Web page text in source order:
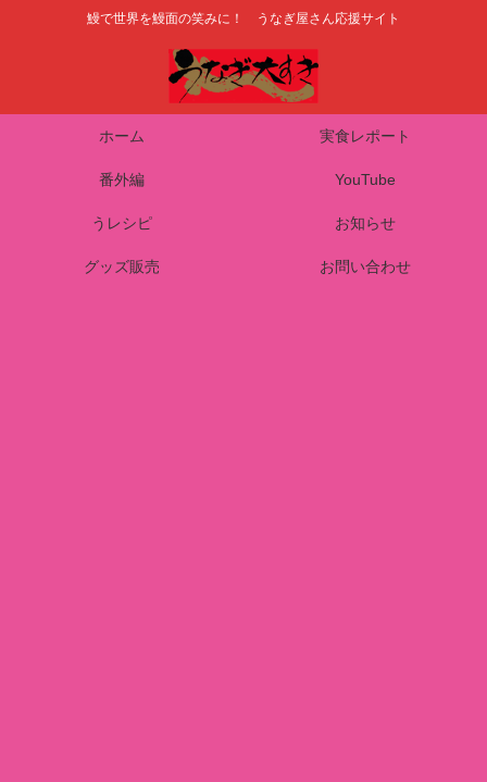
鰻で世界を鰻面の笑みに！ うなぎ屋さん応援サイト
ホーム 実食レポート
番外編 YouTube
うレシピ お知らせ
グッズ販売 お問い合わせ